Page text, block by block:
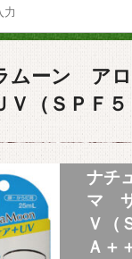
ムーン ア
Ｖ（ＳＰＦ
ナチ
マ
Ｖ（
Ａ＋